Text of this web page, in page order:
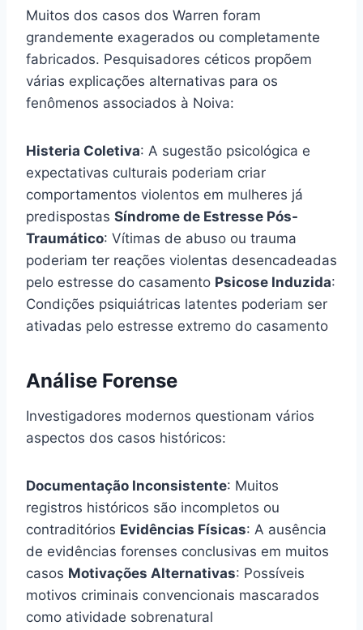
Muitos dos casos dos Warren foram
grandemente exagerados ou completamente
fabricados. Pesquisadores céticos propõem
várias explicações alternativas para os
fenômenos associados à Noiva:
Histeria Coletiva: A sugestão psicológica e
expectativas culturais poderiam criar
comportamentos violentos em mulheres já
predispostas Síndrome de Estresse Pós-
Traumático: Vítimas de abuso ou trauma
poderiam ter reações violentas desencadeadas
pelo estresse do casamento Psicose Induzida:
Condições psiquiátricas latentes poderiam ser
ativadas pelo estresse extremo do casamento
Análise Forense
Investigadores modernos questionam vários
aspectos dos casos históricos:
Documentação Inconsistente: Muitos
registros históricos são incompletos ou
contraditórios Evidências Físicas: A ausência
de evidências forenses conclusivas em muitos
casos Motivações Alternativas: Possíveis
motivos criminais convencionais mascarados
como atividade sobrenatural